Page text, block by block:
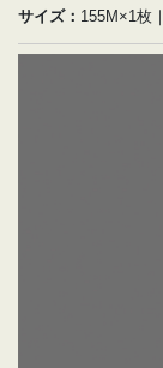
サイズ： 155M×1枚